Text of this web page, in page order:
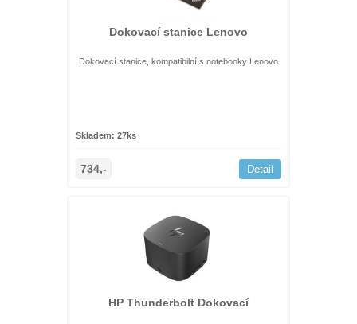
Dokovací stanice Lenovo
Dokovací stanice, kompatibilní s notebooky Lenovo
Skladem: 27ks
734,- Detail
HP Thunderbolt Dokovací